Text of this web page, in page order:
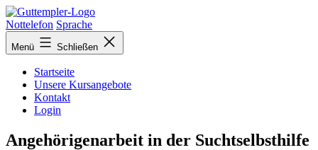
Zurück
zur
Übersicht
Nottelefon Sprache
Menü Schließen
Startseite
Unsere Kursangebote
Kontakt
Login
Angehörigenarbeit in der Suchtselbsthilfe